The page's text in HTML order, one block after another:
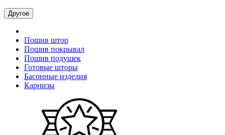
Другое
Пошив штор
Пошив покрывал
Пошив подушек
Готовые шторы
Басонные изделия
Карнизы